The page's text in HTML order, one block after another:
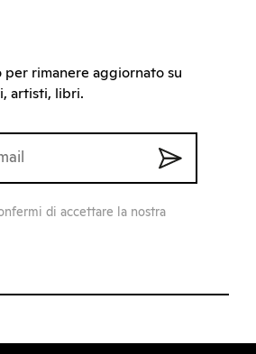
rimanere aggiornato su
artisti, libri.
di accettare la nostra